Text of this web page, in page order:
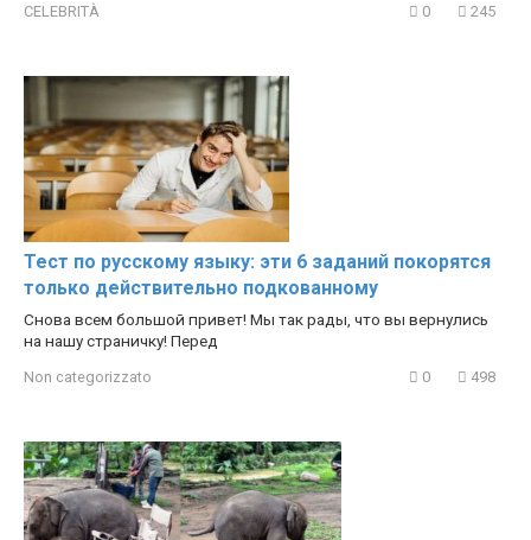
CELEBRITÀ 0 245
Тест по русскому языку: эти 6 заданий покорятся
только действительно подкованному
Снова всем большой привет! Мы так рады, что вы вернулись
на нашу страничку! Перед
Non categorizzato 0 498